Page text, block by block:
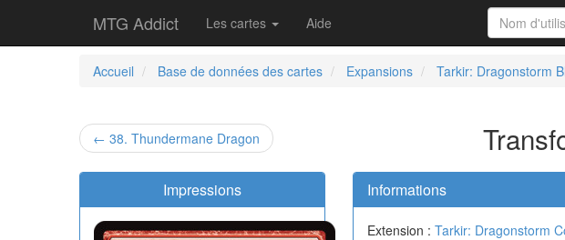
MTG Addict Les cartes Aide
Accueil
Base de données des cartes Expansions Tarkir: Dragonstorm
← 38. Thundermane Dragon
Impressions Informations
Extension : Tarkir: Dragonstorm